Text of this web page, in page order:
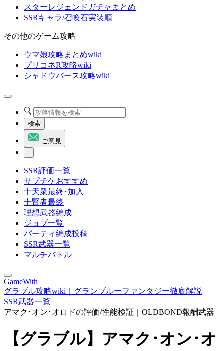
スターレジェンドガチャまとめ
SSRキャラ/召喚石実装順
その他のゲーム攻略
ウマ娘攻略まとめwiki
プリコネR攻略wiki
シャドウバース攻略wiki
検索
ご意見
SSR評価一覧
サプチケおすすめ
十天衆最終･加入
十賢者最終
理想武器編成
ジョブ一覧
パーティ編成投稿
SSR武器一覧
マルチバトル
GameWith
グラブル攻略wiki｜グランブルーファンタジー徹底解説
SSR武器一覧
アマク･オン･オロドの評価/性能検証｜OLDBOND報酬武器
【グラブル】アマク･オン･オ